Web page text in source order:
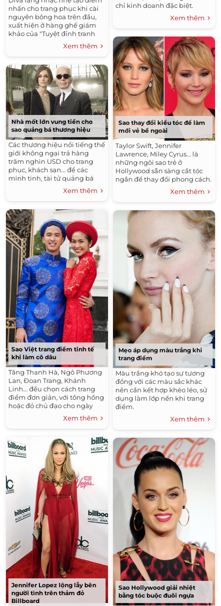
nhấn cho trang phục khi cài
nguyên bông hoa trên đầu,
xuất hiện ở hàng ghế giám
khảo của "Tuyệt đỉnh tranh
Xem thêm
Nhà mốt lớn vung tiền cho
sao quảng bá thương hiệu
Các thương hiệu nổi tiếng thế
giới không ngại trả hàng
trăm nghìn USD cho trang
phục, khách sạn... để các
minh tinh, tài tử quảng bá
Xem thêm
Sao Việt trang điểm tinh tế
khi làm cô dâu
Tăng Thanh Hà, Ngô Phương
Lan, Đoan Trang, Khánh
Linh... đều chọn cách trang
điểm đơn giản, với tông hồng
hoặc đỏ chủ đạo cho ngày
Xem thêm
Jennifer Lopez lộng lẫy bên
người tình trên thảm đỏ
Billboard
chỉ kinh doanh đặc biệt.
Xem thêm
Sao thay đổi kiểu tóc để làm
mới vẻ bề ngoài
Taylor Swift, Jennifer
Lawrence, Miley Cyrus... là
những ngôi sao trẻ ở
Hollywood sẵn sàng cắt tóc
ngắn để thay đổi phong cách.
Xem thêm
Mẹo áp dụng màu trắng khi
trang điểm
Màu trắng khó tạo sự tương
đồng với các màu sắc khác
nên cần kết hợp khéo léo, sử
dụng làm lớp nền khi trang
điểm.
Xem thêm
Sao Hollywood giải nhiệt
bằng tóc buộc đuôi ngựa